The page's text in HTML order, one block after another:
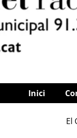
Inici
El